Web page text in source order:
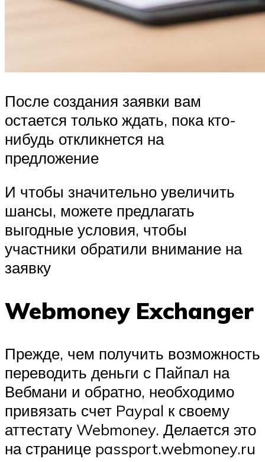
После создания заявки вам
остается только ждать, пока кто-
нибудь откликнется на
предложение
И чтобы значительно увеличить
шансы, можете предлагать
выгодные условия, чтобы
участники обратили внимание на
заявку
Webmoney Exchanger
Прежде, чем получить возможность
переводить деньги с Пайпал на
Вебмани и обратно, необходимо
привязать счет Paypal к своему
аттестату Webmoney. Делается это
на странице passport.webmoney.ru